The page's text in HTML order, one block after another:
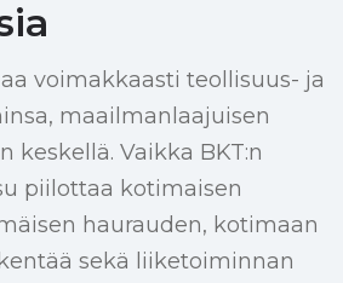
voimakkaasti teollisuus- ja
maailmanlaajuisen
keskellä. Vaikka BKT:n
piilottaa kotimaisen
haurauden, kotimaan
sekä liiketoiminnan